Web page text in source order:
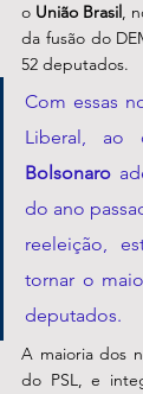
o União Brasil,
da fusão do
52 deputados.
Com essas
Liberal, ao
Bolsonaro
do ano
reeleição,
tornar o
deputados.
A maioria dos
do PSL, e